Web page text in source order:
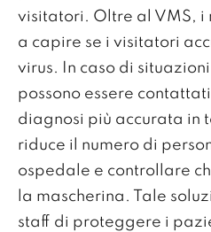
visitatori. Oltre al VMS, i
a capire se i visitatori
virus. In caso di
possono essere
diagnosi più accurata in
riduce il numero di
ospedale e controllare
la mascherina. Tale
staff di proteggere i